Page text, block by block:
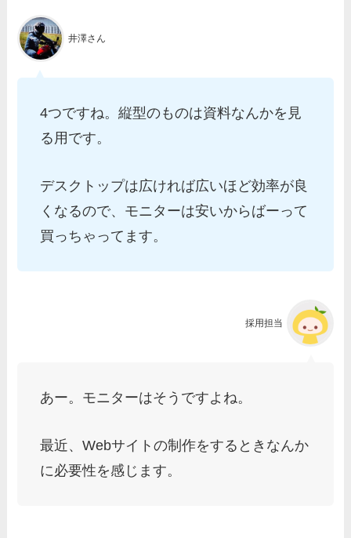
井澤さん
4つですね。縦型のものは資料なんかを見
る用です。
デスクトップは広ければ広いほど効率が良
くなるので、モニターは安いからばーって
買っちゃってます。
採用担当
あー。モニターはそうですよね。
最近、Webサイトの制作をするときなんか
に必要性を感じます。